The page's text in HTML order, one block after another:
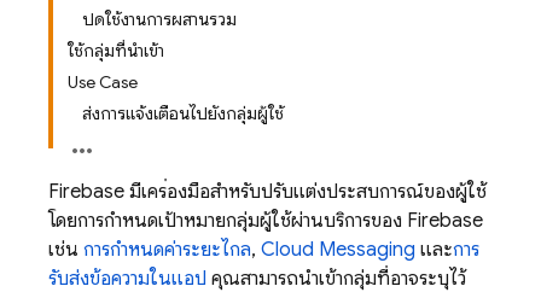
ปิดใช้งานการผสานรวม
ใช้กลุ่มที่นำเข้า
Use Case
ส่งการแจ้งเตือนไปยังกลุ่มผู้ใช้
Firebase มีเครื่องมือสำหรับปรับแต่งประสบการณ์ของผู้ใช้
โดยการกำหนดเป้าหมายกลุ่มผู้ใช้ผ่านบริการของ Firebase
เช่น การกำหนดค่าระยะไกล, Cloud Messaging และการ
รับส่งข้อความในแอป คุณสามารถนำเข้ากลุ่มที่อาจระบุไว้